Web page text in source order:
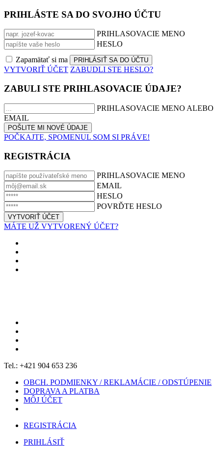
PRIHLÁSTE SA DO SVOJHO ÚČTU
PRIHLASOVACIE MENO
HESLO
Zapamätať si ma
VYTVORIŤ ÚČET ZABUDLI STE HESLO?
ZABULI STE PRIHLASOVACIE ÚDAJE?
PRIHLASOVACIE MENO ALEBO
EMAIL
POČKAJTE, SPOMENUL SOM SI PRÁVE!
REGISTRÁCIA
PRIHLASOVACIE MENO
EMAIL
HESLO
POVRĎTE HESLO
MÁTE UŽ VYTVORENÝ ÚČET?
Tel.: +421 904 653 236
OBCH. PODMIENKY / REKLAMÁCIE / ODSTÚPENIE
DOPRAVA A PLATBA
MÔJ ÚČET
REGISTRÁCIA
PRIHLÁSIŤ